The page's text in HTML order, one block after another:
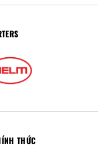
THỨC